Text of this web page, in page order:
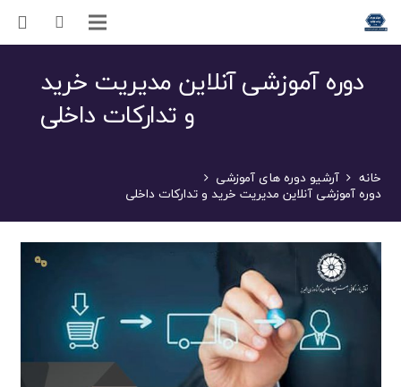
دوره آموزشی آنلاین مدیریت خرید
و تدارکات داخلی
خانه آرشیو دوره های آموزشی
دوره آموزشی آنلاین مدیریت خرید و تدارکات داخلی